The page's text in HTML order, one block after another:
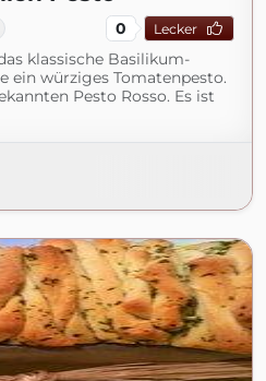
0 Lecker
klassische Basilikum-
ein würziges Tomatenpesto.
Pesto Rosso. Es ist